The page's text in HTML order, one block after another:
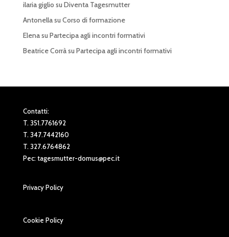
ilaria giglio su Diventa Tagesmutter
Antonellasu Corso di formazione
Elenasu Partecipa agli incontri formativi
Beatrice Corràsu Partecipa agli incontri formativi
Contatti:
T. 351.7761692
T. 347.7442160
T. 327.6764862
Pec:tagesmutter-domus@pec.it
Privacy Policy
Cookie Policy